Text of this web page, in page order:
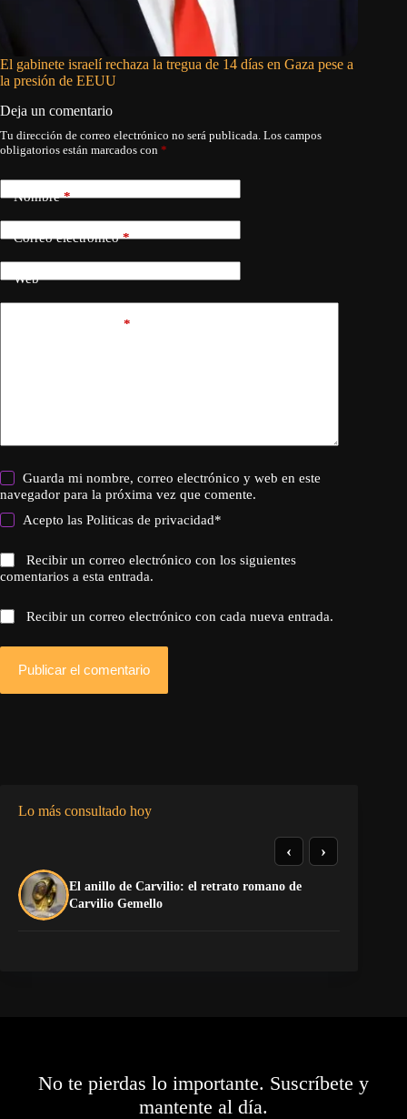
El gabinete israelí rechaza la tregua de 14 días en Gaza pese a
la presión de EEUU
Deja un comentario
Tu dirección de correo electrónico no será publicada. Los campos
obligatorios están marcados con *
Nombre*
Correo electrónico*
Web
*
Guarda mi nombre, correo electrónico y web en este
navegador para la próxima vez que comente.
Acepto lasPoliticas de privacidad*
Recibir un correo electrónico con los siguientes
comentarios a esta entrada.
Recibir un correo electrónico con cada nueva entrada.
Publicar el comentario
Lo más consultado hoy
El anillo de Carvilio: el retrato romano de
Carvilio Gemello
‹ ›
No te pierdas lo importante. Suscríbete y
mantente al día.